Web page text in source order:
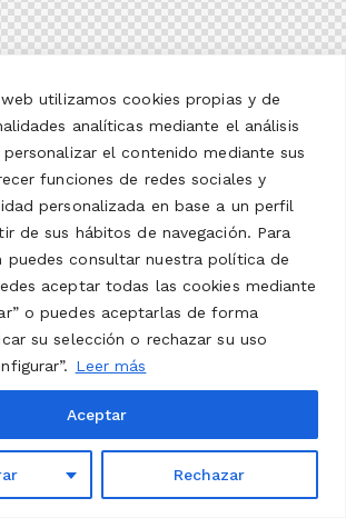
utilizamos cookies propias y de
analíticas mediante el análisis
el contenido mediante sus
funciones de redes sociales y
personalizada en base a un perfil
de sus hábitos de navegación. Para
puedes consultar nuestra política de
aceptar todas las cookies mediante
o puedes aceptarlas de forma
su selección o rechazar su uso
Leer más
Rechazar
Aceptar